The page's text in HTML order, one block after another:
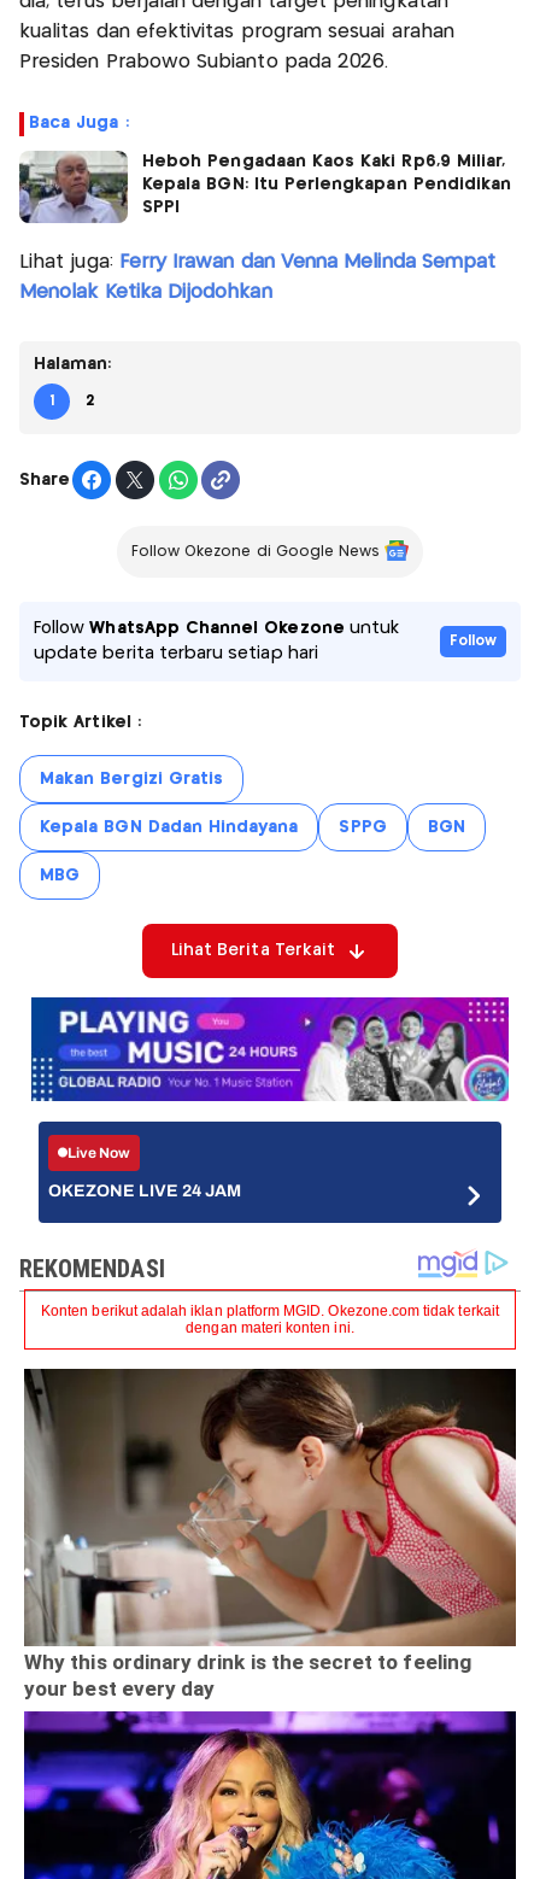
kualitas dan efektivitas program sesuai arahan
Presiden Prabowo Subianto pada 2026.
Baca Juga :
Heboh Pengadaan Kaos Kaki Rp6,9 Miliar,
Kepala BGN: Itu Perlengkapan Pendidikan
SPPI
Lihat juga: Ferry Irawan dan Venna Melinda Sempat
Menolak Ketika Dijodohkan
Halaman:
1 2
Share
Follow Okezone di Google News
FollowWhatsApp Channel Okezone untuk
update berita terbaru setiap hari
Follow
Topik Artikel :
Makan Bergizi Gratis
Kepala BGN Dadan Hindayana SPPG BGN
MBG
Lihat Berita Terkait
Live Now
OKEZONE LIVE 24 JAM